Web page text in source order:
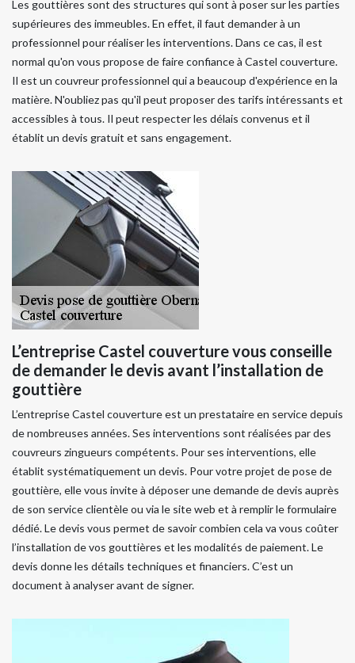
Les gouttières sont des structures qui sont à poser sur les parties
supérieures des immeubles. En effet, il faut demander à un
professionnel pour réaliser les interventions. Dans ce cas, il est
normal qu'on vous propose de faire confiance à Castel couverture.
Il est un couvreur professionnel qui a beaucoup d'expérience en la
matière. N'oubliez pas qu'il peut proposer des tarifs intéressants et
accessibles à tous. Il peut respecter les délais convenus et il
établit un devis gratuit et sans engagement.
L’entreprise Castel couverture vous conseille
de demander le devis avant l’installation de
gouttière
L’entreprise Castel couverture est un prestataire en service depuis
de nombreuses années. Ses interventions sont réalisées par des
couvreurs zingueurs compétents. Pour ses interventions, elle
établit systématiquement un devis. Pour votre projet de pose de
gouttière, elle vous invite à déposer une demande de devis auprès
de son service clientèle ou via le site web et à remplir le formulaire
dédié. Le devis vous permet de savoir combien cela va vous coûter
l’installation de vos gouttières et les modalités de paiement. Le
devis donne les détails techniques et financiers. C’est un
document à analyser avant de signer.